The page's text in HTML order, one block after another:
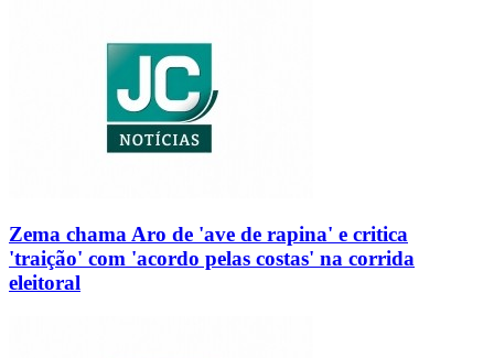
Zema chama Aro de 'ave de rapina' e critica
'traição' com 'acordo pelas costas' na corrida
eleitoral